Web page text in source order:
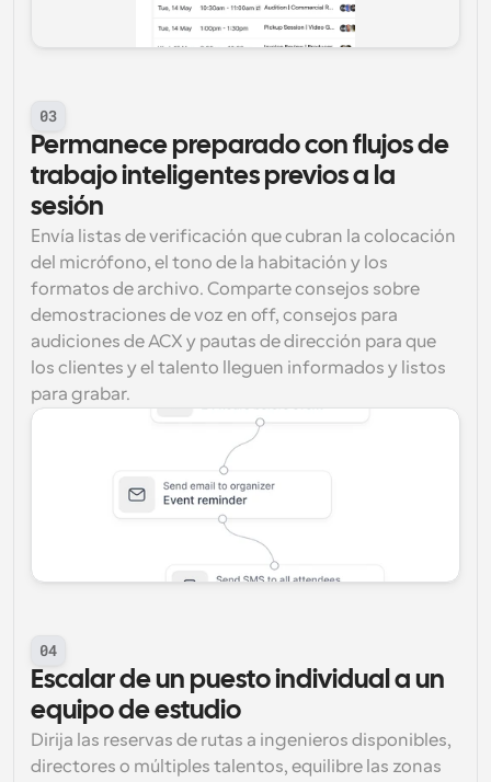
03
Permanece preparado con flujos de
trabajo inteligentes previos a la
sesión
Envía listas de verificación que cubran la colocación
del micrófono, el tono de la habitación y los
formatos de archivo. Comparte consejos sobre
demostraciones de voz en off, consejos para
audiciones de ACX y pautas de dirección para que
los clientes y el talento lleguen informados y listos
para grabar.
04
Escalar de un puesto individual a un
equipo de estudio
Dirija las reservas de rutas a ingenieros disponibles,
directores o múltiples talentos, equilibre las zonas